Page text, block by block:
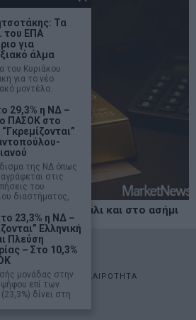
τα $4.160 – Ράλι και στο ασήμι
Rights Reserved
ΑΓΟΡΕΣ
ΕΠΙΚΑΙΡΟΤΗΤΑ
Τα
του ΕΠΑ
για
άλμα
του Κυριάκου
για το νέο
μοντέλο.
29,3% η ΝΔ –
ΠΑΣΟΚ στο
της ΝΔ όπως
στις
του
διαστήματος,
23,3% η ΝΔ –
Ελληνική
Πλεύση
– Στο 10,3%
μονάδας στην
επί των
δίνει στη